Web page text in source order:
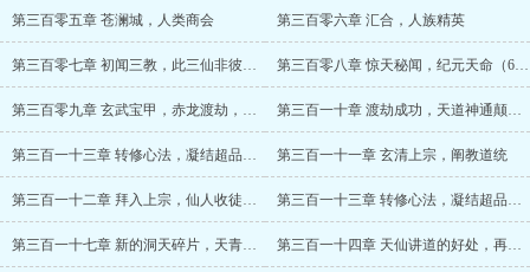
第三百零五章 苍澜城，人类商会 第三百零六章 汇合，人族精英
第三百零七章 初闻三教，此三仙非彼三仙（6K） 第三百零八章 惊天秘闻，纪元天命（6K）
第三百零九章 玄武宝甲，赤龙渡劫，九重天人大劫（6K） 第三百一十章 渡劫成功，天道神通颠倒阴阳，古龙血脉（6K）
第三百一十三章 转修心法，凝结超品金丹之法 第三百一十一章 玄清上宗，阐教道统
第三百一十二章 拜入上宗，仙人收徒，广成天书（6K） 第三百一十三章 转修心法，凝结超品金丹之法
第三百一十七章 新的洞天碎片，天青牛蟒 第三百一十四章 天仙讲道的好处，再次顿悟（6K）